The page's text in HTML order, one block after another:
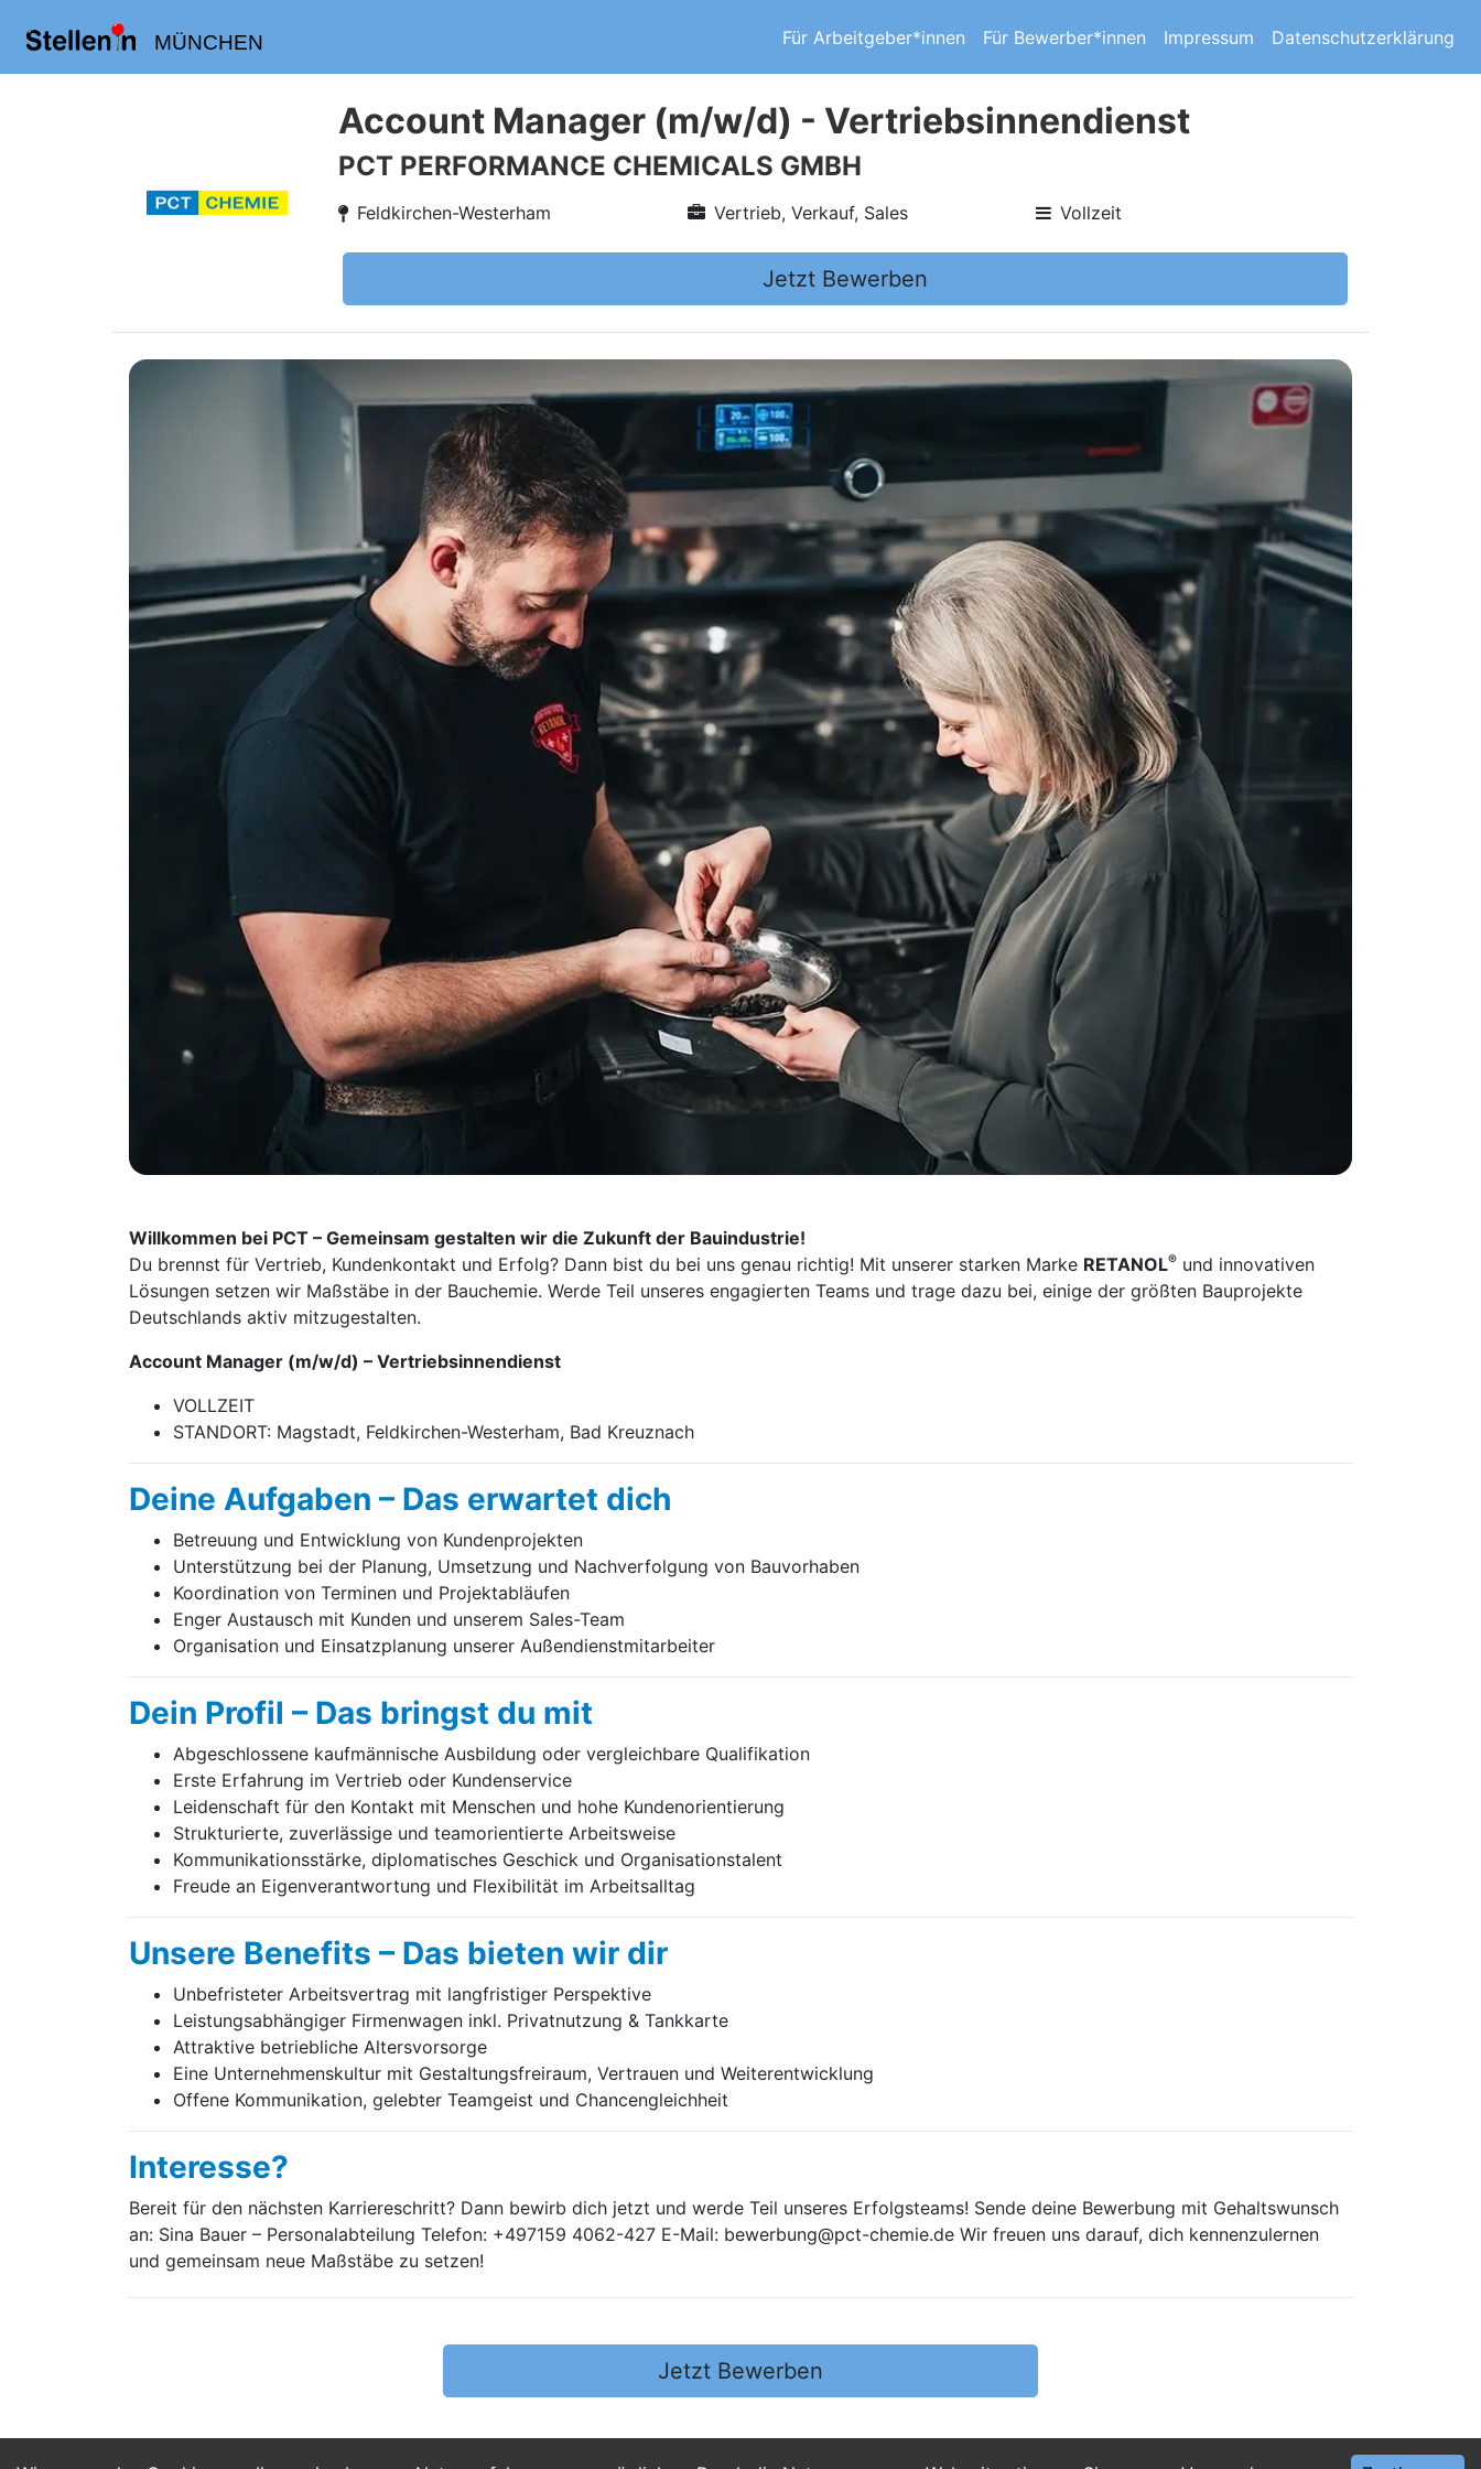
MÜNCHEN Für Arbeitgeber*innen Für Bewerber*innen Impressum Datenschutzerklärung
Account Manager (m/w/d) - Vertriebsinnendienst
PCT PERFORMANCE CHEMICALS GMBH
Feldkirchen-Westerham Vertrieb, Verkauf, Sales Vollzeit
Jetzt Bewerben
Willkommen bei PCT – Gemeinsam gestalten wir die Zukunft der Bauindustrie!
Du brennst für Vertrieb, Kundenkontakt und Erfolg? Dann bist du bei uns genau richtig! Mit unserer starken Marke RETANOL® und innovativen
Lösungen setzen wir Maßstäbe in der Bauchemie. Werde Teil unseres engagierten Teams und trage dazu bei, einige der größten Bauprojekte
Deutschlands aktiv mitzugestalten.
Account Manager (m/w/d) – Vertriebs­innendienst
VOLLZEIT
STANDORT: Magstadt, Feldkirchen-Westerham, Bad Kreuznach
Deine Aufgaben – Das erwartet dich
Betreuung und Entwicklung von Kundenprojekten
Unterstützung bei der Planung, Umsetzung und Nachverfolgung von Bauvorhaben
Koordination von Terminen und Projektabläufen
Enger Austausch mit Kunden und unserem Sales-Team
Organisation und Einsatzplanung unserer Außendienstmitarbeiter
Dein Profil – Das bringst du mit
Abgeschlossene kaufmännische Ausbildung oder vergleichbare Qualifikation
Erste Erfahrung im Vertrieb oder Kundenservice
Leidenschaft für den Kontakt mit Menschen und hohe Kundenorientierung
Strukturierte, zuverlässige und teamorientierte Arbeitsweise
Kommunikationsstärke, diplomatisches Geschick und Organisationstalent
Freude an Eigenverantwortung und Flexibilität im Arbeitsalltag
Unsere Benefits – Das bieten wir dir
Unbefristeter Arbeitsvertrag mit langfristiger Perspektive
Leistungsabhängiger Firmenwagen inkl. Privatnutzung & Tankkarte
Attraktive betriebliche Altersvorsorge
Eine Unternehmenskultur mit Gestaltungsfreiraum, Vertrauen und Weiterentwicklung
Offene Kommunikation, gelebter Teamgeist und Chancengleichheit
Interesse?
Bereit für den nächsten Karriereschritt? Dann bewirb dich jetzt und werde Teil unseres Erfolgsteams! Sende deine Bewerbung mit Gehaltswunsch
an: Sina Bauer – Personalabteilung Telefon: +497159 4062-427 E-Mail: bewerbung@pct-chemie.de Wir freuen uns darauf, dich kennenzulernen
und gemeinsam neue Maßstäbe zu setzen!
Jetzt Bewerben